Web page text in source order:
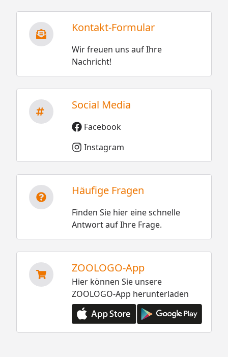
Kontakt-Formular
Wir freuen uns auf Ihre
Nachricht!
Social Media
Facebook
Instagram
Häufige Fragen
Finden Sie hier eine schnelle
Antwort auf Ihre Frage.
ZOOLOGO-App
Hier können Sie unsere
ZOOLOGO-App herunterladen